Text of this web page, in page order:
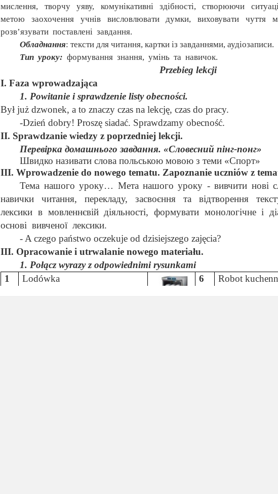
мислення,
творчу уяву, комунікативні здібності, створюючи
метою
заохочення учнів висловлювати думки, виховувати чуття
розв’язувати поставлені завдання.
Обладнання: тексти для читання, картки із завданнями, аудіозаписи.
Тип уроку: формування знання, умінь та навичок.
Przebieg lekcji
I. Faza wprowadzająca
1. Powitanie i sprawdzenie listy obecności.
Był już dzwonek, a to znaczy czas na lekcję, czas do pracy.
-Dzień dobry!Proszę siadać. Sprawdzamy obecność.
II. Sprawdzanie wiedzy z poprzedniej lekcji.
Перевірка домашнього завдання. «Словесний пінг-понг»
Швидко називати слова польською мовою з теми «Спорт»
III. Wprowadzenie do nowego tematu. Zapoznanie uczniów z
Тема нашого уроку… Мета нашого уроку - вивчити нові
навички
читання, перекладу, засвоєння та відтворення
лексики в мовленнєвій діяльності, формувати монологічне і
основі вивченої лексики.
- A czego państwo oczekuje od dzisiejszego zajęcia?
III. Opracowanie i utrwalanie nowego materiału.
1. Połącz wyrazy z odpowiednimi rysunkami
1
Lodówka 6 Robot